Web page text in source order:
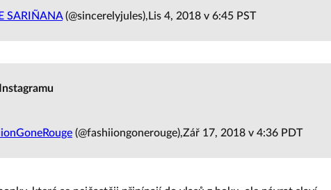
SARIÑANA(@sincerelyjules),Lis 4, 2018 v 6:45 PST
(@fashiiongonerouge),Zář 17, 2018 v 4:36 PDT